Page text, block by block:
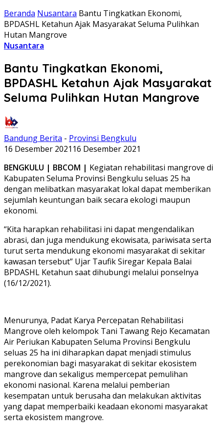
Beranda Nusantara Bantu Tingkatkan Ekonomi,
BPDASHL Ketahun Ajak Masyarakat Seluma Pulihkan
Hutan Mangrove
Nusantara
Bantu Tingkatkan Ekonomi,
BPDASHL Ketahun Ajak Masyarakat
Seluma Pulihkan Hutan Mangrove
Bandung Berita - Provinsi Bengkulu
16 Desember 2021 16 Desember 2021
BENGKULU | BBCOM | Kegiatan rehabilitasi mangrove di
Kabupaten Seluma Provinsi Bengkulu seluas 25 ha
dengan melibatkan masyarakat lokal dapat memberikan
sejumlah keuntungan baik secara ekologi maupun
ekonomi.
“Kita harapkan rehabilitasi ini dapat mengendalikan
abrasi, dan juga mendukung ekowisata, pariwisata serta
turut serta mendukung ekonomi masyarakat di sekitar
kawasan tersebut” Ujar Taufik Siregar Kepala Balai
BPDASHL Ketahun saat dihubungi melalui ponselnya
(16/12/2021).
Menurunya, Padat Karya Percepatan Rehabilitasi
Mangrove oleh kelompok Tani Tawang Rejo Kecamatan
Air Periukan Kabupaten Seluma Provinsi Bengkulu
seluas 25 ha ini diharapkan dapat menjadi stimulus
perekonomian bagi masyarakat di sekitar ekosistem
mangrove dan sekaligus mempercepat pemulihan
ekonomi nasional. Karena melalui pemberian
kesempatan untuk berusaha dan melakukan aktivitas
yang dapat memperbaiki keadaan ekonomi masyarakat
serta ekosistem mangrove.